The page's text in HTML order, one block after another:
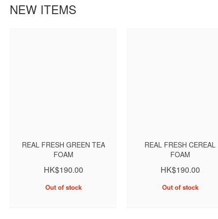
NEW ITEMS
REAL FRESH GREEN TEA
FOAM
HK$190.00
Out of stock
REAL FRESH CEREAL
FOAM
HK$190.00
Out of stock